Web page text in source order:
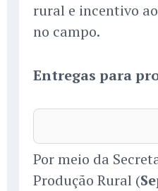
rural e incentivo
no campo.
Entregas para
Por meio da
Produção Rural (